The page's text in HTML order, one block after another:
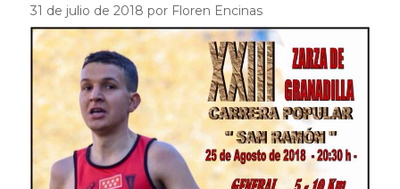
31 de julio de 2018 por Floren Encinas